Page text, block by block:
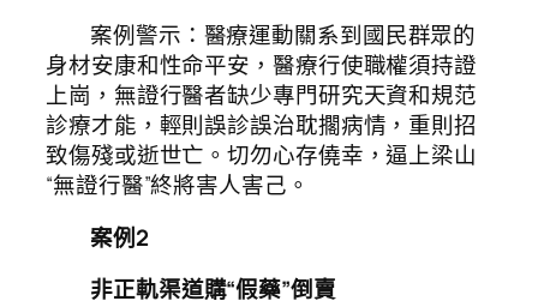
案例警示：醫療運動關系到國民群眾的
身材安康和性命平安，醫療行使職權須持證
上崗，無證行醫者缺少專門研究天資和規范
診療才能，輕則誤診誤治耽擱病情，重則招
致傷殘或逝世亡。切勿心存僥幸，逼上梁山
“無證行醫”終將害人害己。
案例2
非正軌渠道購“假藥”倒賣